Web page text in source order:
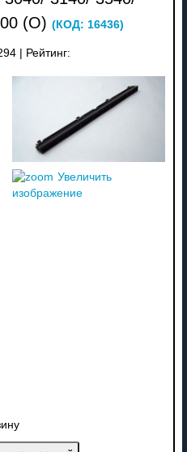
(О) (КОД: 16436)
Рейтинг:
Увеличить
изображение